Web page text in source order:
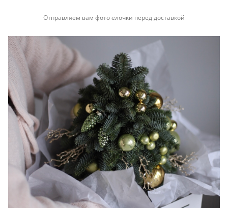
Отправляем вам фото елочки перед доставкой